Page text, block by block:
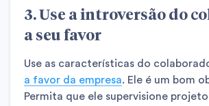
3. Use a introversão do
a seu favor
Use as características do
a favor da empresa. Ele é um bom
Permita que ele supervisione